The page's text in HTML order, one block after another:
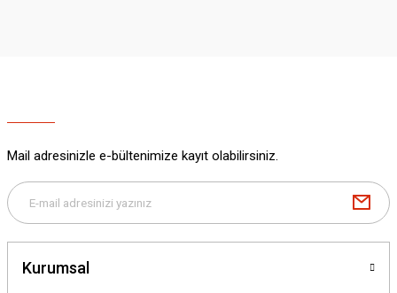
Bu ürüne benzer farklı alternatifler olmalı.
Mail adresinizle e-bültenimize kayıt olabilirsiniz.
Kurumsal